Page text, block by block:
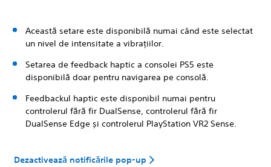
Această setare este disponibilă numai când este selectat
un nivel de intensitate a vibrațiilor.
Setarea de feedback haptic a consolei PS5 este
disponibilă doar pentru navigarea pe consolă.
Feedbackul haptic este disponibil numai pentru
controlerul fără fir DualSense, controlerul fără fir
DualSense Edge și controlerul PlayStation VR2 Sense.
Dezactivează notificările pop-up